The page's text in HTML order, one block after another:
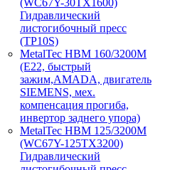
(WC67Y-30TX1600)
Гидравлический
листогибочный пресс
(TP10S)
MetalTec HBM 160/3200M
(E22, быстрый
зажим,AMADA, двигатель
SIEMENS, мех.
компенсация прогиба,
инвертор заднего упора)
MetalTec HBM 125/3200M
(WC67Y-125TX3200)
Гидравлический